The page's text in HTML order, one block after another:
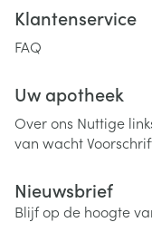
Klantenservice
FAQ
Uw apotheek
Over ons Nuttige
van wacht
Nieuwsbrief
Blijf op de hoogte